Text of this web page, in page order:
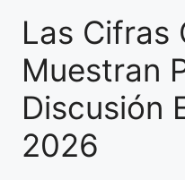
Las Cifras
Muestran
Discusión
2026